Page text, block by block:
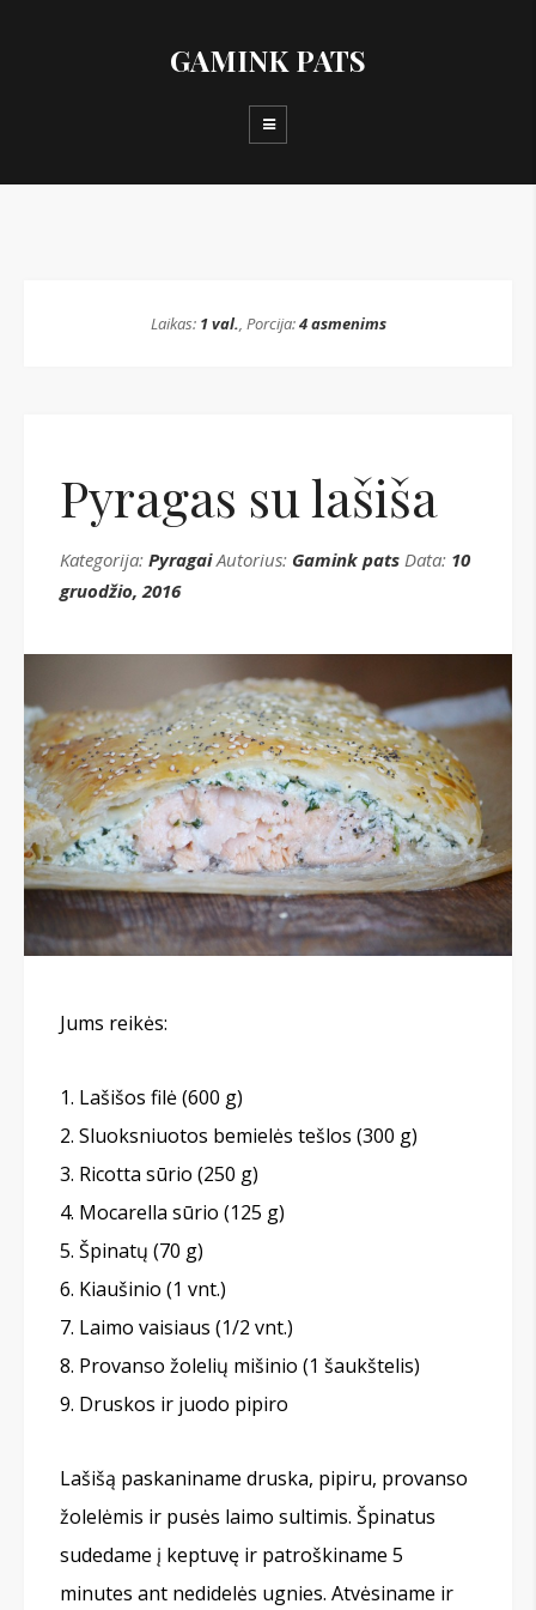
GAMINK PATS
Laikas: 1 val., Porcija:4 asmenims
Pyragas su lašiša
Kategorija: PyragaiAutorius: Gamink pats Data: 10
gruodžio, 2016
Jums reikės:
Lašišos filė (600 g)
Sluoksniuotos bemielės tešlos (300 g)
Ricotta sūrio (250 g)
Mocarella sūrio (125 g)
Špinatų (70 g)
Kiaušinio (1 vnt.)
Laimo vaisiaus (1/2 vnt.)
Provanso žolelių mišinio (1 šaukštelis)
Druskos ir juodo pipiro
Lašišą paskaniname druska, pipiru, provanso
žolelėmis ir pusės laimo sultimis. Špinatus
sudedame į keptuvę ir patroškiname 5
minutes ant nedidelės ugnies. Atvėsiname ir